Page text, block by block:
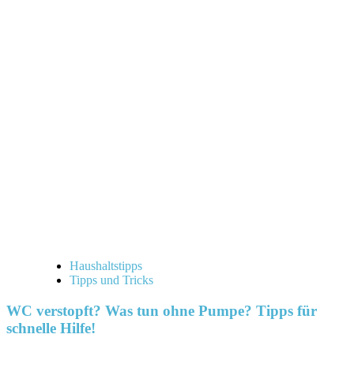
Haushaltstipps
Tipps und Tricks
WC verstopft? Was tun ohne Pumpe? Tipps für
schnelle Hilfe!